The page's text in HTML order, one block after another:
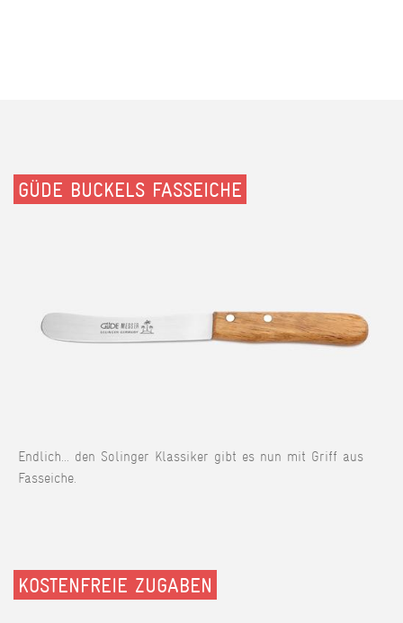
GÜDE BUCKELS FASSEICHE
Endlich... den Solinger Klassiker gibt es nun mit Griff aus
Fasseiche.
KOSTENFREIE ZUGABEN